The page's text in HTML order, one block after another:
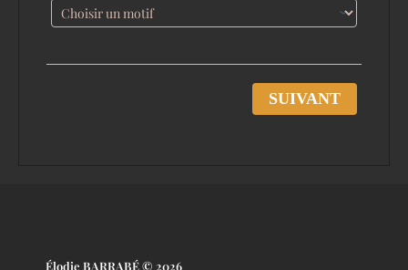
SUIVANT
Élodie BARRABÉ © 2026